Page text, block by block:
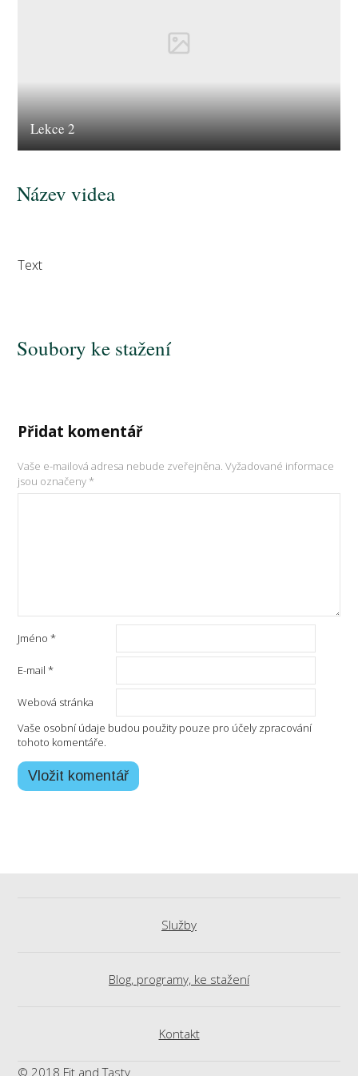
Lekce 2
Název videa
Text
Soubory ke stažení
Přidat komentář
Vaše e-mailová adresa nebude zveřejněna. Vyžadované informace
jsou označeny*
Jméno*
E-mail*
Webová stránka
Vaše osobní údaje budou použity pouze pro účely zpracování
tohoto komentáře.
Služby
Blog, programy, ke stažení
Kontakt
© 2018 Fit and Tasty